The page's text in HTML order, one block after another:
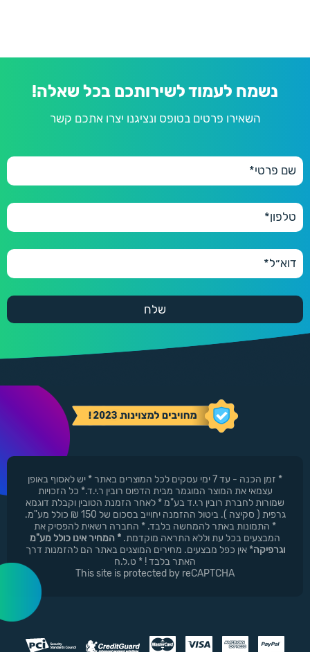
נשמח לעמוד לשירותכם בכל שאלה!
השאירו פרטים בטופס ונציגנו יצרו אתכם קשר
* זמן הכנה - עד 7 ימי עסקים לכל המוצרים באתר * יש לאסוף באופן
עצמאי את המוצר המוגמר מבית הדפוס רובין ר.י.ד.* כל הזכויות
שמורות לחברת רובין ר.י.ד בע"מ * לאחר הזמנת הטובין וקבלת דוגמא
גרפית ( סקיצה ). ביטול ההזמנה יחוייב בסכום של 150 ₪ כולל מע"מ.
* התמונות באתר להמחשה בלבד. * החברה רשאית להפסיק את
המבצעים בכל עת וללא התראה מוקדמת. * המחיר אינו כולל מע"מ
וגרפיקה* אין כפל מבצעים. מחירים המוצגים באתר הם להזמנות דרך
האתר בלבד ! * ט.ל.ח
This site is protected by reCAPTCHA